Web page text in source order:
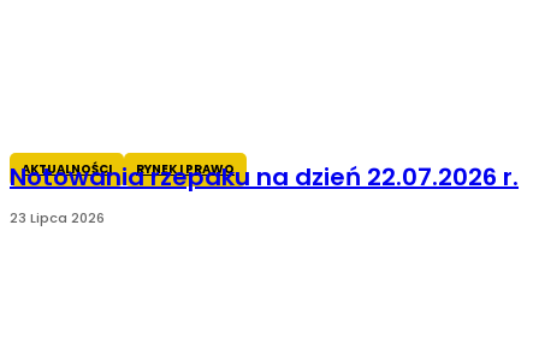
AKTUALNOŚCI RYNEK I PRAWO
Notowania rzepaku na dzień 22.07.2026 r.
23 Lipca 2026